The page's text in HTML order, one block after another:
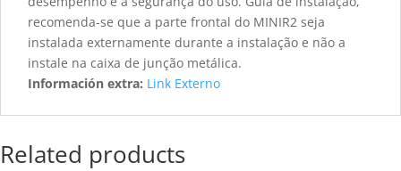
recomenda-se que a parte frontal do MINIR2 seja
instalada externamente durante a instalação e não a
instale na caixa de junção metálica.
Información extra: Link Externo
Related products